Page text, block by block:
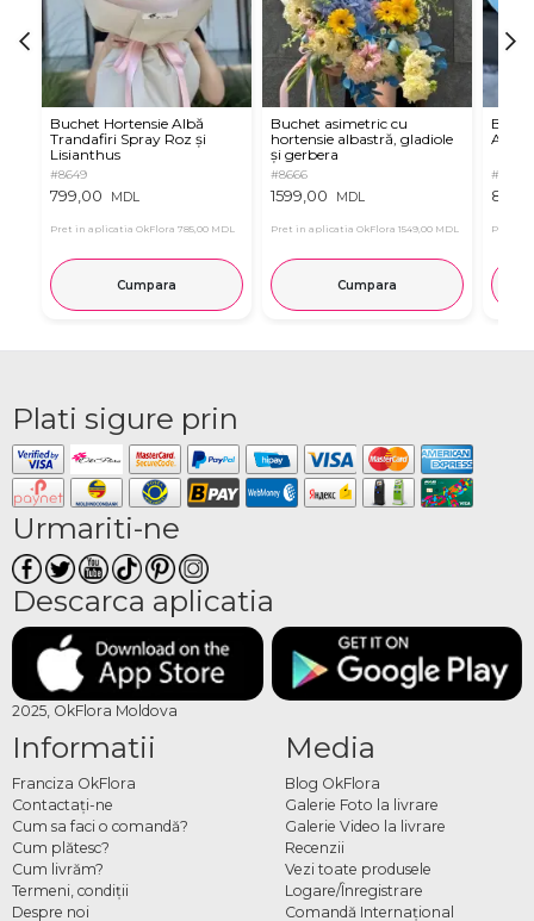
Buchet Hortensie Albă
Trandafiri Spray Roz și
Lisianthus
#8649
799,00 MDL
Pret in aplicatia OkFlora 785,00 MDL
Cumpara
Buchet asimetric cu
hortensie albastră, gladiole
și gerbera
#8666
1599,00 MDL
Pret in aplicatia OkFlora 1549,00 MDL
Cumpara
#8663
Pret in
Plati sigure prin
Urmariti-ne
Descarca aplicatia
2025, OkFlora Moldova
Informatii
Franciza OkFlora
Contactaţi-ne
Cum sa faci o comandă?
Cum plătesc?
Cum livrăm?
Termeni, condiţii
Despre noi
Media
Blog OkFlora
Galerie Foto la livrare
Galerie Video la livrare
Recenzii
Vezi toate produsele
Logare/Înregistrare
Comandă Internațional